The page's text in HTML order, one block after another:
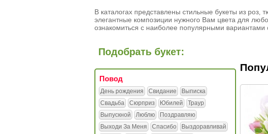
В каталогах представлены стильные букеты из
элегантные композиции нужного Вам цвета для
ознакомиться с наиболее популярными
Подобрать букет:
Повод
День рождения Свидание
Выписка
Свадьба
Сюрприз Юбилей
Траур
Выпускной
Люблю
Поздравляю
Выходи За Меня
Спасибо
Выздоравливай